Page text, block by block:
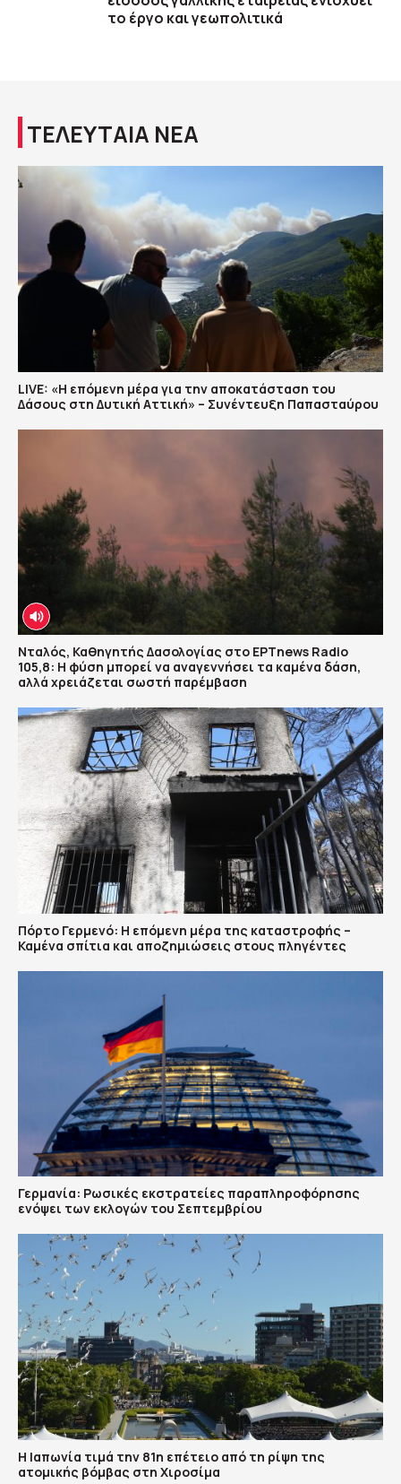
το έργο και γεωπολιτικά
ΤΕΛΕΥΤΑΙΑ ΝΕΑ
LIVE: «Η επόμενη μέρα για την αποκατάσταση του
Δάσους στη Δυτική Αττική» – Συνέντευξη Παπασταύρου
Νταλός, Καθηγητής Δασολογίας στο ΕΡΤnews Radio
105,8: Η φύση μπορεί να αναγεννήσει τα καμένα δάση,
αλλά χρειάζεται σωστή παρέμβαση
Πόρτο Γερμενό: Η επόμενη μέρα της καταστροφής –
Καμένα σπίτια και αποζημιώσεις στους πληγέντες
Γερμανία: Ρωσικές εκστρατείες παραπληροφόρησης
ενόψει των εκλογών του Σεπτεμβρίου
Η Ιαπωνία τιμά την 81η επέτειο από τη ρίψη της
ατομικής βόμβας στη Χιροσίμα